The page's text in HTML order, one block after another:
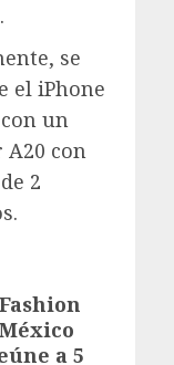
se
el iPhone
un
A20 con
2
a 5